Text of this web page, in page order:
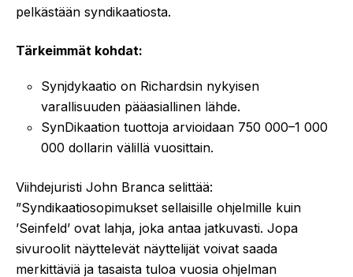
pelkästään syndikaatiosta.
Tärkeimmät kohdat:
Synjdykaatio on Richardsin nykyisen
varallisuuden pääasiallinen lähde.
SynDikaation tuottoja arvioidaan 750 000–1 000
000 dollarin välillä vuosittain.
Viihdejuristi John Branca selittää:
”Syndikaatiosopimukset sellaisille ohjelmille kuin
’Seinfeld’ ovat lahja, joka antaa jatkuvasti. Jopa
sivuroolit näyttelevät näyttelijät voivat saada
merkittäviä ja tasaista tuloa vuosia ohjelman